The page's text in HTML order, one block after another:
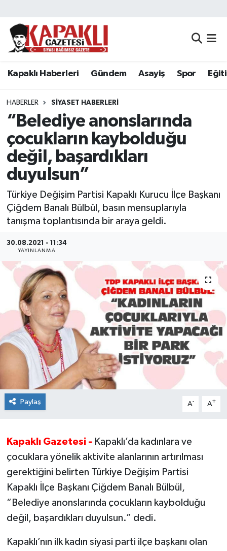
Kapaklı Haberleri Gündem Asayiş Spor
HABERLER SIYASET HABERLERI
“Belediye anonslarında
çocukların kaybolduğu
değil, başardıkları
duyulsun”
Türkiye Değişim Partisi Kapaklı Kurucu İlçe Başkanı
Çiğdem Banalı Bülbül, basın mensuplarıyla
tanışma toplantısında bir araya geldi.
30.08.2021 - 11:34
YAYINLANMA
Paylaş A- A+
Kapaklı Gazetesi - Kapaklı’da kadınlara ve
çocuklara yönelik aktivite alanlarının artırılması
gerektiğini belirten Türkiye Değişim Partisi
Kapaklı İlçe Başkanı Çiğdem Banalı Bülbül,
“Belediye anonslarında çocukların kaybolduğu
değil, başardıkları duyulsun.” dedi.
Kapaklı’nın ilk kadın siyasi parti ilçe başkanı olan
Kapaklı Haberleri
Asayiş
Spor
Eğitim
Siyaset
Resmi Reklamlar
Tekirdağ
Ekonomi
Sağlık
Teknoloji
Yaşam
Tekirdağ Nöbetçi Eczaneler
Tekirdağ Namaz Vakitleri
Tekirdağ Trafik Yoğunluk Haritası
Süper Lig Puan Durumu ve Fikstür
Tüm Manşetler
Son Dakika Haberleri
Haber Arşivi